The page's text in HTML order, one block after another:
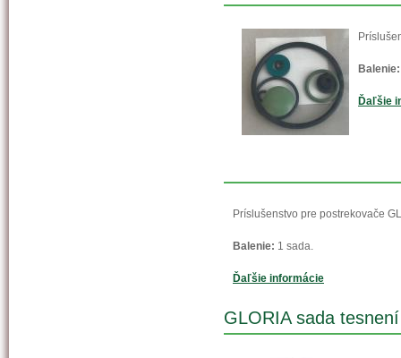
Balenie:
Ďaľšie
Príslušenstvo pre postrekovače
Balenie: 1 sada.
Ďaľšie informácie
GLORIA sada